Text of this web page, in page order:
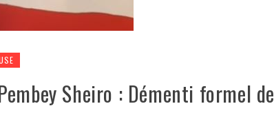
Sheiro : Démenti formel de